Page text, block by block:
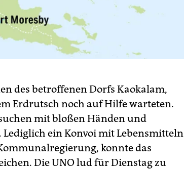
des betroffenen Dorfs Kaokalam,
Erdrutsch noch auf Hilfe warteten.
mit bloßen Händen und
ein Konvoi mit Lebensmitteln
konnte das
Die UNO lud für Dienstag zu